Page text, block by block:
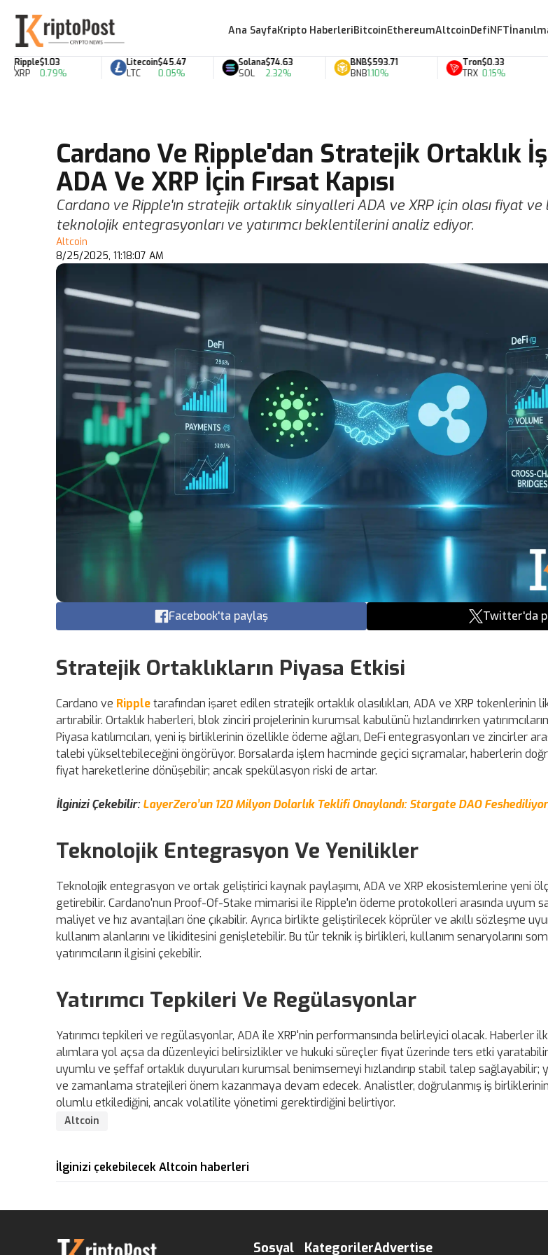
Ana SayfaKripto HaberleriBitcoinEthereumAltcoinDefiNFT
$1.03
0.79%
Litecoin
LTC
$45.47
0.05%
Solana
SOL
$74.63
2.32%
BNB
BNB
$593.71
1.10%
Tron
TRX
$0.33
0.15%
Cardano Ve Ripple'dan Stratejik Ortaklık
ADA Ve XRP İçin Fırsat Kapısı
Cardano ve Ripple'ın stratejik ortaklık sinyalleri ADA ve XRP için olası fiyat ve
teknolojik entegrasyonları ve yatırımcı beklentilerini analiz ediyor.
Altcoin
8/25/2025, 11:18:07 AM
Facebook'ta paylaş Twitter'da
Stratejik Ortaklıkların Piyasa Etkisi
Cardano ve Rippletarafından işaret edilen stratejik ortaklık olasılıkları, ADA ve XRP tokenlerinin
artırabilir. Ortaklık haberleri, blok zinciri projelerinin kurumsal kabulünü hızlandırırken
Piyasa katılımcıları, yeni iş birliklerinin özellikle ödeme ağları, DeFi entegrasyonları ve zincirler
talebi yükseltebileceğini öngörüyor. Borsalarda işlem hacminde geçici sıçramalar, haberlerin
fiyat hareketlerine dönüşebilir; ancak spekülasyon riski de artar.
İlginizi Çekebilir:LayerZero’un 120 Milyon Dolarlık Teklifi Onaylandı: Stargate DAO
Teknolojik Entegrasyon Ve Yenilikler
Teknolojik entegrasyon ve ortak geliştirici kaynak paylaşımı, ADA ve XRP ekosistemlerine yeni
getirebilir. Cardano'nun Proof-Of-Stake mimarisi ile Ripple'ın ödeme protokolleri arasında uyum
maliyet ve hız avantajları öne çıkabilir. Ayrıca birlikte geliştirilecek köprüler ve akıllı sözleşme
kullanım alanlarını ve likiditesini genişletebilir. Bu tür teknik iş birlikleri, kullanım senaryolarını
yatırımcıların ilgisini çekebilir.
Yatırımcı Tepkileri Ve Regülasyonlar
Yatırımcı tepkileri ve regülasyonlar, ADA ile XRP'nin performansında belirleyici olacak. Haberler
alımlara yol açsa da düzenleyici belirsizlikler ve hukuki süreçler fiyat üzerinde ters etki yaratabilir.
uyumlu ve şeffaf ortaklık duyuruları kurumsal benimsemeyi hızlandırıp stabil talep sağlayabilir;
ve zamanlama stratejileri önem kazanmaya devam edecek. Analistler, doğrulanmış iş birliklerinin
olumlu etkilediğini, ancak volatilite yönetimi gerektirdiğini belirtiyor.
Altcoin
İlginizi çekebilecek Altcoin haberleri
Sosyal KategorilerAdvertise